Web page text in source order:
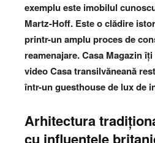
exemplu este imobilul
Martz-Hoff. Este o clădire
printr-un amplu proces de
reamenajare.Casa Magazin
video Casa transilvăneană
într-un guesthouse de lux de
Arhitectura
cu influențele